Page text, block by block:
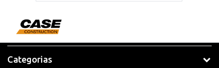
Categorias